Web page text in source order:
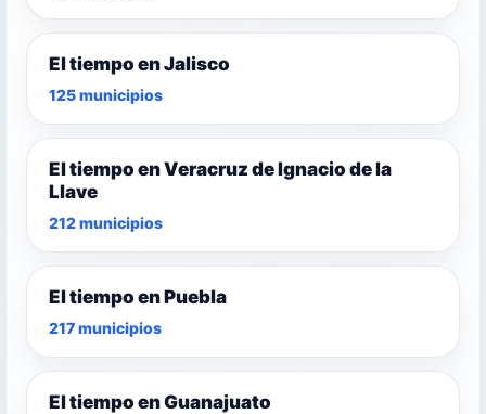
El tiempo en Jalisco
125 municipios
El tiempo en Veracruz de Ignacio de la
Llave
212 municipios
El tiempo en Puebla
217 municipios
El tiempo en Guanajuato